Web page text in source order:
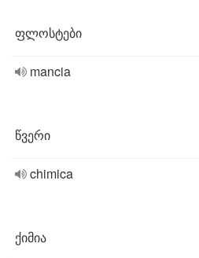
ფლოსტები
mancia
წვერი
chimica
ქიმია